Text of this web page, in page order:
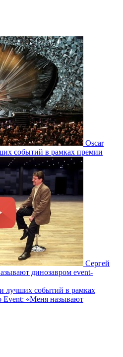
Oscar
событий в рамках премии
Сергей
динозавром event-
лучших событий в рамках
Event: «Меня называют